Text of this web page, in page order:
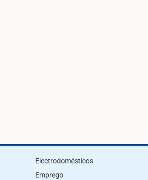
Electrodomésticos
Emprego